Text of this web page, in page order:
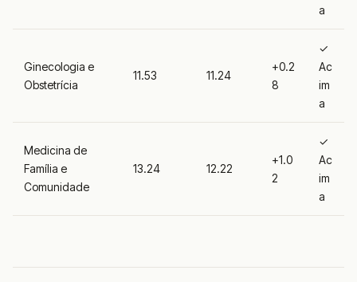
a
Ginecologia e
Obstetrícia
11.53 11.24
+0.2
8
✓
Ac
im
a
Medicina de
Família e
Comunidade
13.24 12.22
+1.0
2
✓
Ac
im
a